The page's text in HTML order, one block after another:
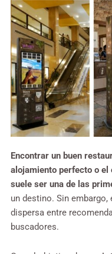
Encontrar un buen
alojamiento perfecto o el
suele ser una de las
un destino. Sin
dispersa entre
buscadores.